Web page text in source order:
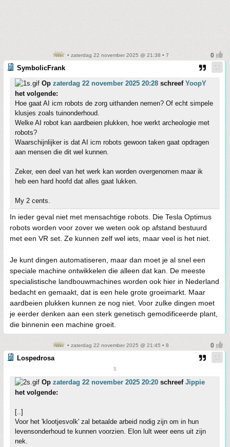
• zaterdag 22 november 2025 @ 21:38 • 7
SymbolicFrank
Op zaterdag 22 november 2025 20:28 schreef YoopY
het volgende:
Hoe gaat AI icm robots de zorg uithanden nemen? Of echt simpele
klusjes zoals tuinonderhoud.
Welke AI robot kan aardbeien plukken, hoe werkt archeologie met
robots?
Waarschijnlijker is dat AI icm robots gewoon taken gaat opdragen
aan mensen die dit wel kunnen.
Zeker, een deel van het werk kan worden overgenomen maar ik
heb een hard hoofd dat alles gaat lukken.
My 2 cents.
In ieder geval niet met mensachtige robots. Die Tesla Optimus
robots worden voor zover we weten ook op afstand bestuurd
met een VR set. Ze kunnen zelf wel iets, maar veel is het niet.
Je kunt dingen automatiseren, maar dan moet je al snel een
speciale machine ontwikkelen die alleen dat kan. De meeste
specialistische landbouwmachines worden ook hier in Nederland
bedacht en gemaakt, dat is een hele grote groeimarkt. Maar
aardbeien plukken kunnen ze nog niet. Voor zulke dingen moet
je eerder denken aan een sterk genetisch gemodificeerde plant,
die binnenin een machine groeit.
• zaterdag 22 november 2025 @ 21:45 • 8
Lospedrosa
$
Op zaterdag 22 november 2025 20:20 schreef Jippie
het volgende:
[..]
Voor het 'klootjesvolk' zal betaalde arbeid nodig zijn om in hun
levensonderhoud te kunnen voorzien. Elon lult weer eens uit zijn
nek.